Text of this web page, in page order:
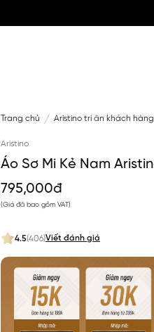
Trang chủ Aristino tri ân khách hàng
Aristino
Áo Sơ Mi Kẻ Nam
795,000đ
(Giá đã bao gồm VAT)
4.5(406)Viết đánh giá